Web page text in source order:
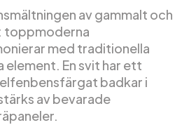
av gammalt och
toppmoderna
med traditionella
En svit har ett
badkar i
av bevarade